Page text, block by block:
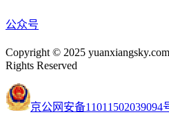
公众号
Copyright © 2025
Rights Reserved
京公网安备11011502039094